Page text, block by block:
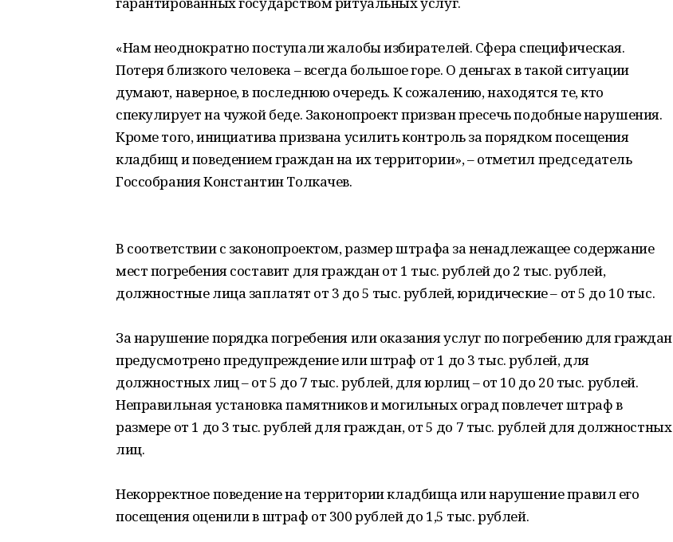
«Нам неоднократно поступали жалобы избирателей. Сфера специфическая.
Потеря близкого человека – всегда большое горе. О деньгах в такой ситуации
думают, наверное, в последнюю очередь. К сожалению, находятся те, кто
спекулирует на чужой беде. Законопроект призван пресечь подобные нарушения.
Кроме того, инициатива призвана усилить контроль за порядком посещения
кладбищ и поведением граждан на их территории», – отметил председатель
Госсобрания Константин Толкачев.
В соответствии с законопроектом, размер штрафа за ненадлежащее содержание
мест погребения составит для граждан от 1 тыс. рублей до 2 тыс. рублей,
должностные лица заплатят от 3 до 5 тыс. рублей, юридические – от 5 до 10 тыс.
За нарушение порядка погребения или оказания услуг по погребению для граждан
предусмотрено предупреждение или штраф от 1 до 3 тыс. рублей, для
должностных лиц – от 5 до 7 тыс. рублей, для юрлиц – от 10 до 20 тыс. рублей.
Неправильная установка памятников и могильных оград повлечет штраф в
размере от 1 до 3 тыс. рублей для граждан, от 5 до 7 тыс. рублей для должностных
лиц.
Некорректное поведение на территории кладбища или нарушение правил его
посещения оценили в штраф от 300 рублей до 1,5 тыс. рублей.